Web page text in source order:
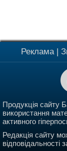
Реклама|
Продукція сайту
використання
активного
Редакція сайту
відповідальності